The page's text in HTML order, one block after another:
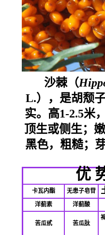
沙棘（
L.），是胡颓
实。高1-2.5米
顶生或侧生；
黑色，粗糙；
优
卡瓦内酯 无患子皂苷
洋蓟素
洋蓟酸
苦瓜甙 苦瓜肽